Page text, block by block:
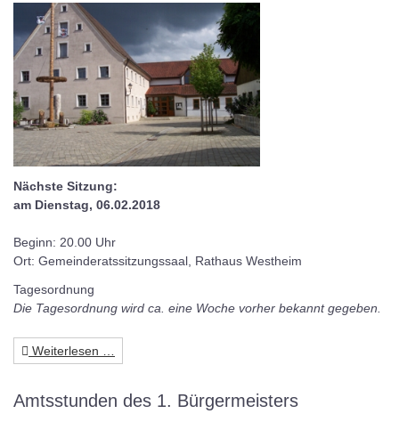
Nächste Sitzung:
am Dienstag, 06.02.2018
Beginn: 20.00 Uhr
Ort: Gemeinderatssitzungssaal, Rathaus Westheim
Tagesordnung
Die Tagesordnung wird ca. eine Woche vorher bekannt gegeben.
Weiterlesen …
Amtsstunden des 1. Bürgermeisters